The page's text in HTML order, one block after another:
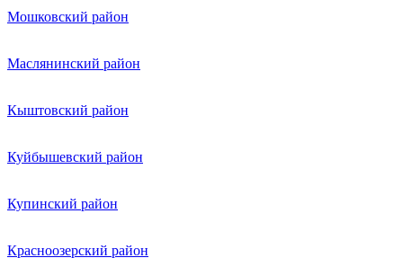
Мошковский район
Маслянинский район
Кыштовский район
Куйбышевский район
Купинский район
Красноозерский район